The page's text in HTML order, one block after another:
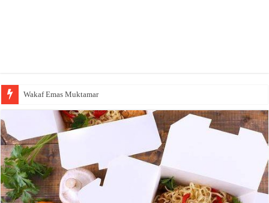
Wakaf Emas Muktamar